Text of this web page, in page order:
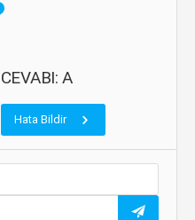
A
Hata Bildir